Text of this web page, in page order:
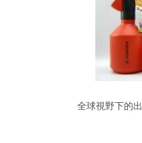
全球視野下的